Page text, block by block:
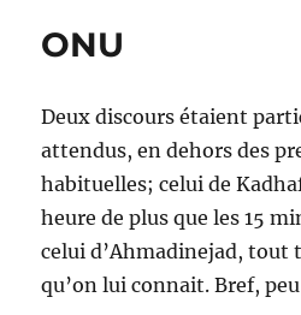
ONU
Deux discours étaient
attendus, en dehors des
habituelles; celui de
heure de plus que les 15
celui d’Ahmadinejad, tout
qu’on lui connait. Bref,